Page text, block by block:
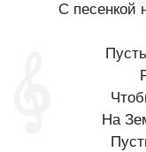
С песенкой
На